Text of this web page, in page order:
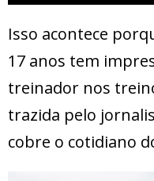
Isso acontece
17 anos tem
treinador nos
trazida pelo
cobre o cotidiano